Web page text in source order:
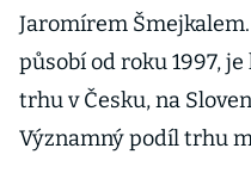
Jaromírem
působí od roku 1997,
trhu v Česku, na
Významný podíl trhu